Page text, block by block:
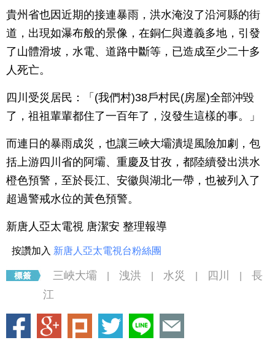
貴州省也因近期的接連暴雨，洪水淹沒了沿河縣的街
道，出現如瀑布般的景像，在銅仁與遵義多地，引發
了山體滑坡，水電、道路中斷等，已造成至少二十多
人死亡。
四川受災居民：「(我們村)38戶村民(房屋)全部沖毀
了，祖祖輩輩都住了一百年了，沒發生這樣的事。」
而連日的暴雨成災，也讓三峽大壩潰堤風險加劇，包
括上游四川省的阿壩、重慶及甘孜，都陸續發出洪水
橙色預警，至於長江、安徽與湖北一帶，也被列入了
超過警戒水位的黃色預警。
新唐人亞太電視 唐潔安 整理報導
按讚加入 新唐人亞太電視台粉絲團
三峽大壩 洩洪 水災 四川
長
江